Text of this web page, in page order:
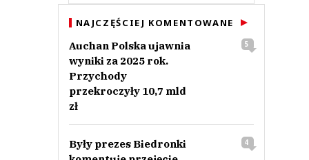
NAJCZĘŚCIEJ KOMENTOWANE
Auchan Polska ujawnia
wyniki za 2025 rok.
Przychody
przekroczyły 10,7 mld
zł
5
Były prezes Biedronki
4